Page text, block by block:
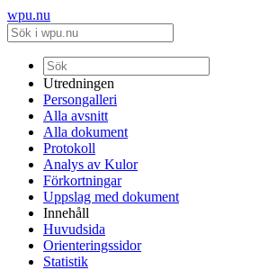
wpu.nu
Utredningen
Persongalleri
Alla avsnitt
Alla dokument
Protokoll
Analys av Kulor
Förkortningar
Uppslag med dokument
Innehåll
Huvudsida
Orienteringssidor
Statistik